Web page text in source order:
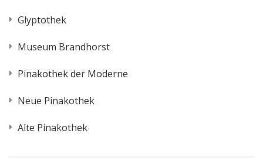
Glyptothek
Museum Brandhorst
Pinakothek der Moderne
Neue Pinakothek
Alte Pinakothek